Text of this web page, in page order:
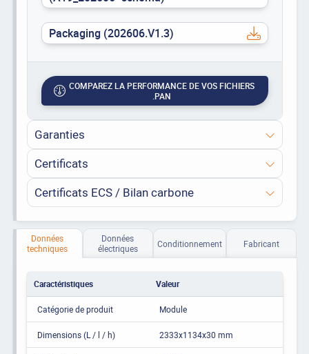
Packaging (202606.V1.3)
COMPAREZ LA PERFORMANCE DE VOS FICHIERS
.PAN
Garanties
Certificats
Certificats ECS / Bilan carbone
Données
techniques
Données
électriques
Conditionnement Fabricant
Caractéristiques Valeur
Catégorie de produit Module
Dimensions (L / l / h) 2333x1134x30 mm